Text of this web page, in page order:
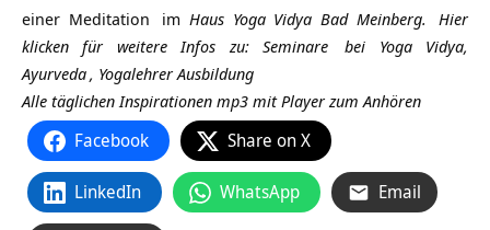
einer Meditation im Haus Yoga Vidya Bad Meinberg.
Hier
klicken für weitere Infos zu: Seminare
bei Yoga Vidya,
Ayurveda, Yogalehrer Ausbildung
Alle täglichen Inspirationen mp3 mit Player zum Anhören
Facebook Share on X
LinkedIn WhatsApp Email